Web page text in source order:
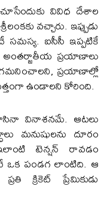
వివిధ దేశాల
వచ్చారు. ఇప్పుడు
సమస్య. ఐసీసీ ఇప్పటికే
అంతర్జాతీయ ప్రయాణాలు
ప్రయాణాల్లో
ఉండాలని కోరింది.
వినాశనమే. ఆటలు
మనుషులను దూరం
టెన్షన్ రావడం
ఒక పండగ లాంటిది. ఆ
క్రికెట్ ప్రేమికుడు